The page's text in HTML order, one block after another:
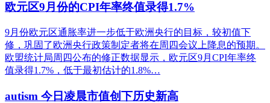
欧元区9月份的CPI年率终值录得1.7%
9月份欧元区通胀率进一步低于欧洲央行的目标，较初值下
修，巩固了欧洲央行政策制定者将在周四会议上降息的预期。
欧盟统计局周四公布的修正数据显示，欧元区9月CPI年率终
值录得1.7%，低于最初估计的1.8%…
autism 今日凌晨市值创下历史新高